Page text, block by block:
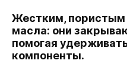
Жестким,
масла: они
помогая
компоненты.